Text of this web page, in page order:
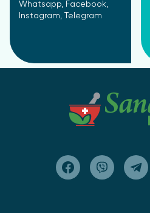
Whatsapp, Facebook,
Instagram, Telegram